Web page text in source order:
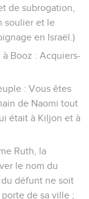
de subrogation,
soulier et le
en Israël.)
Booz : Acquiers-
: Vous êtes
de Naomi tout
était à Kiljon et à
Ruth, la
le nom du
défunt ne soit
de sa ville ;